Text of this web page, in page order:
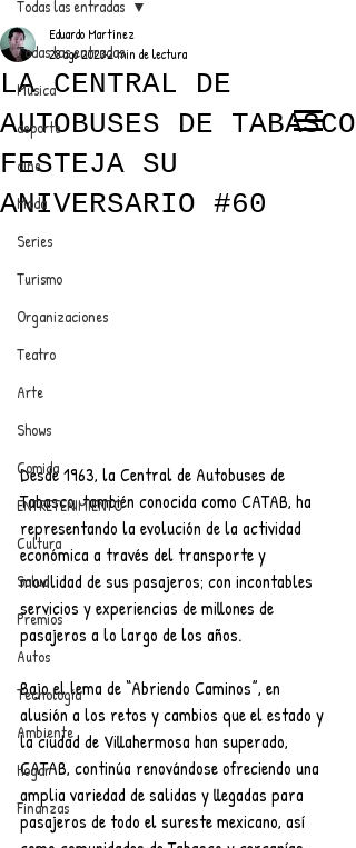
ANUNCIATE CON NOSOTROS
PARA MÁS INFORMACIÓN:
dinamicaseltrendytop@gmail.com
EL TRENDY TOP
CON EDDY MARTINEZ
Todas las entradas
Música
deporte
cine
Moda
Series
Turismo
Organizaciones
Teatro
Arte
Shows
Comida
ENTRETENIMIENTO
Cultura
Salud
Premios
Autos
Tecnología
Ambiente
Hogar
Finanzas
Todas las entradas
LA CENTRAL DE
AUTOBUSES DE TABASCO
FESTEJA SU
ANIVERSARIO #60
Eduardo Martínez
28 ago 20232 min de lectura
Desde 1963, la Central de Autobuses de
Tabasco, también conocida como CATAB, ha
representando la evolución de la actividad
económica a través del transporte y
movilidad de sus pasajeros; con incontables
servicios y experiencias de millones de
pasajeros a lo largo de los años.
Bajo el lema de “Abriendo Caminos”, en
alusión a los retos y cambios que el estado y
la ciudad de Villahermosa han superado,
CATAB, continúa renovándose ofreciendo una
amplia variedad de salidas y llegadas para
pasajeros de todo el sureste mexicano, así